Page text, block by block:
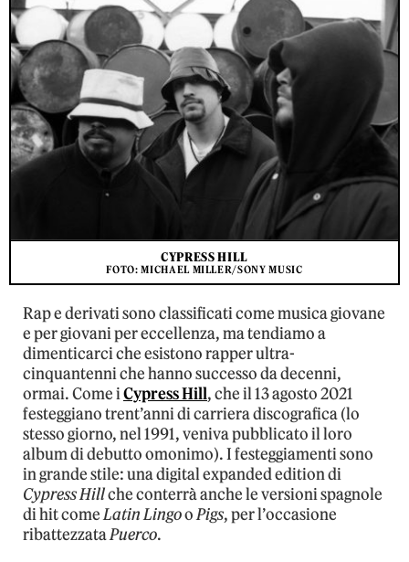
CYPRESS HILL
FOTO: MICHAEL MILLER/SONY MUSIC
Rap e derivati sono classificati come musica giovane
e per giovani per eccellenza, ma tendiamo a
dimenticarci che esistono rapper ultra-
cinquantenni che hanno successo da decenni,
ormai. Come iCypress Hill, che il 13 agosto 2021
festeggiano trent’anni di carriera discografica (lo
stesso giorno, nel 1991, veniva pubblicato il loro
album di debutto omonimo). I festeggiamenti sono
in grande stile: una digital expanded edition di
Cypress Hillche conterrà anche le versioni spagnole
di hit comeLatin LingooPigs, per l’occasione
ribattezzataPuerco.